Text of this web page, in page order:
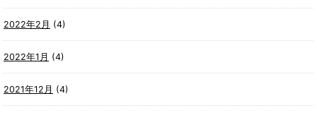
2022年2月 (4)
2022年1月 (4)
2021年12月 (4)